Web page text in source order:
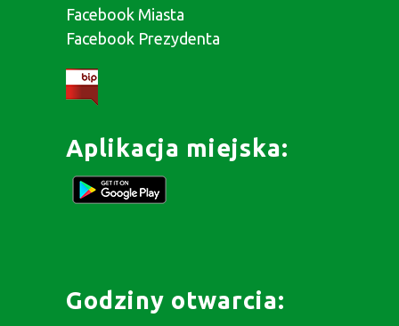
Facebook Miasta
Facebook Prezydenta
Aplikacja miejska:
Godziny otwarcia: